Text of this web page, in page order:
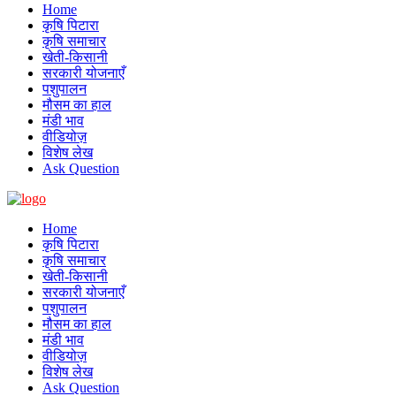
Home
कृषि पिटारा
कृषि समाचार
खेती-किसानी
सरकारी योजनाएँ
पशुपालन
मौसम का हाल
मंडी भाव
वीडियोज़
विशेष लेख
Ask Question
Home
कृषि पिटारा
कृषि समाचार
खेती-किसानी
सरकारी योजनाएँ
पशुपालन
मौसम का हाल
मंडी भाव
वीडियोज़
विशेष लेख
Ask Question